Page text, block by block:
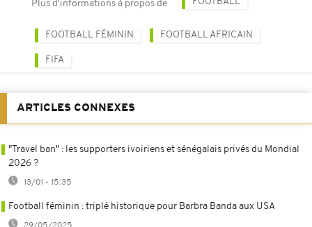
Plus d'informations à propos de
FOOTBALL FÉMININ FOOTBALL AFRICAIN
FIFA
ARTICLES CONNEXES
"Travel ban" : les supporters ivoiriens et sénégalais privés du Mondial
2026 ?
13/01 - 15:35
Football féminin : triplé historique pour Barbra Banda aux USA